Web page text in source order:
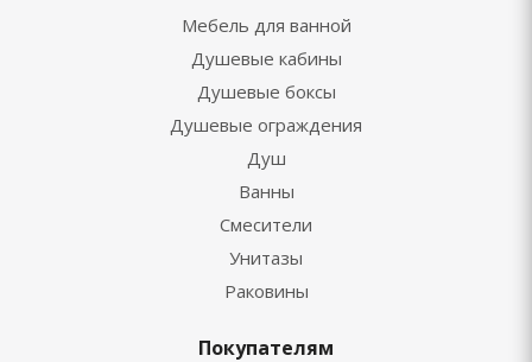
Мебель для ванной
Душевые кабины
Душевые боксы
Душевые ограждения
Душ
Ванны
Смесители
Унитазы
Раковины
Покупателям